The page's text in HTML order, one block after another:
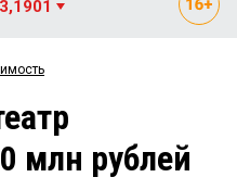
Мнения
Рейтинги
Блоги
млн рублей